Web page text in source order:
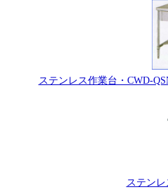
ステンレス作業台・CWD-
ステンレ